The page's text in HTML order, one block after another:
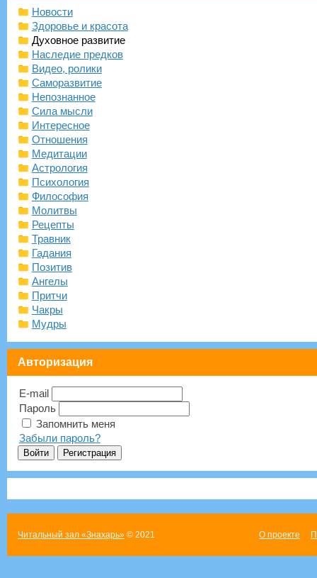
Новости
Здоровье и красота
Духовное развитие
Наследие предков
Видео, ролики
Саморазвитие
Непознанное
Сила мысли
Интересное
Отношения
Медитации
Астрология
Психология
Философия
Молитвы
Рецепты
Травник
Гадания
Позитив
Ангелы
Притчи
Чакры
Мудры
Авторизация
E-mail
Пароль
Запомнить меня
Забыли пароль?
Читальный зал «Знахарь»© 2021 О проекте